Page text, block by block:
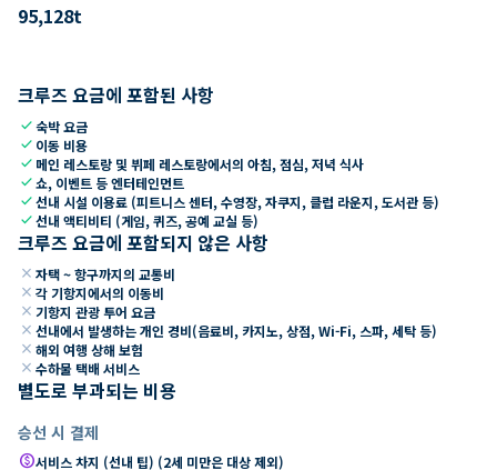
95,128t
크루즈 요금에 포함된 사항
check숙박 요금
check 이동 비용
check 메인 레스토랑 및 뷔페 레스토랑에서의 아침, 점심, 저녁 식사
check쇼, 이벤트 등 엔터테인먼트
check선내 시설 이용료 (피트니스 센터, 수영장, 자쿠지, 클럽 라운지, 도서관 등)
check선내 액티비티 (게임, 퀴즈, 공예 교실 등)
크루즈 요금에 포함되지 않은 사항
close 자택 ~ 항구까지의 교통비
close 각 기항지에서의 이동비
close 기항지 관광 투어 요금
close 선내에서 발생하는 개인 경비(음료비, 카지노, 상점, Wi-Fi, 스파, 세탁 등)
close 해외 여행 상해 보험
close 수하물 택배 서비스
별도로 부과되는 비용
승선 시 결제
paid서비스 차지 (선내 팁) (2세 미만은 대상 제외)